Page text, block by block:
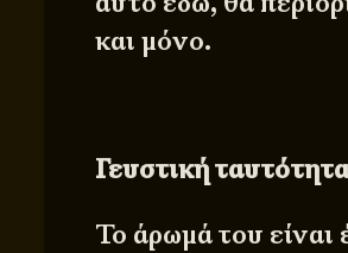
και μόνο.
Γευστική
Το άρωμά του